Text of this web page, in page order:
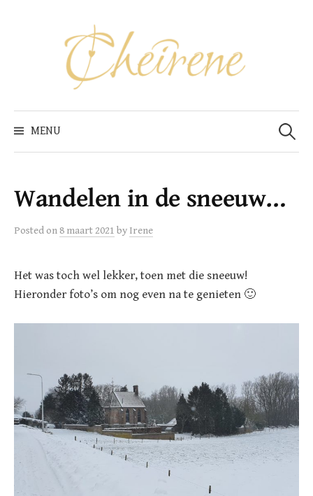
MENU
Zoeken
naar:
Wandelen in de sneeuw…
Postedon 8 maart 2021 by Irene
Het was toch wel lekker, toen met die sneeuw!
Hieronder foto’s om nog even na te genieten 🙂